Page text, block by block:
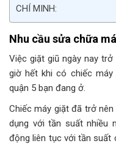
CHÍ MINH:
Nhu cầu sửa chữa
Việc giặt giũ ngày nay
giờ hết khi có chiếc máy
quận 5 bạn đang ở.
Chiếc máy giặt đã trở
dụng với tần suất nhiều
động liên tục với tần suất